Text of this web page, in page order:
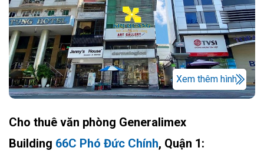
Xem thêm hình
Cho thuê văn phòng Generalimex
Building 66C Phó Đức Chính, Quận 1: